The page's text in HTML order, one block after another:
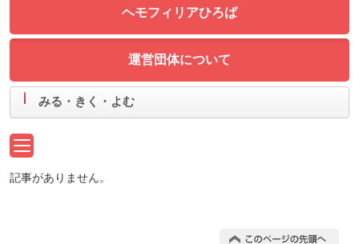
ヘモフィリアひろば
運営団体について
みる・きく・よむ
記事がありません。